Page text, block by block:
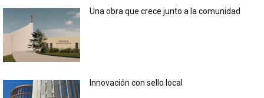
Una obra que crece junto a la comunidad
Innovación con sello local